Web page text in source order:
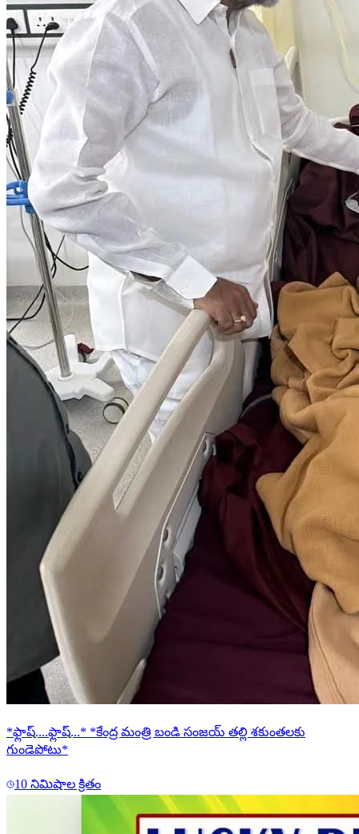
*ఫ్లాష్....ఫ్లాష్...* *కేంద్ర మంత్రి బండి సంజయ్ తల్లి శకుంతలకు
గుండెపోటు*
10 నిమిషాల క్రితం